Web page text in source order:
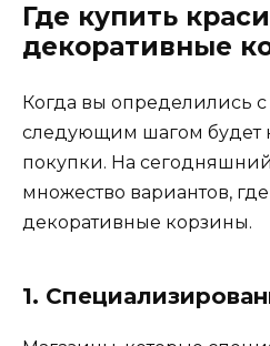
Где купить
декоративные
Когда вы определились
следующим шагом будет
покупки. На
множество вариантов,
декоративные корзины.
1.